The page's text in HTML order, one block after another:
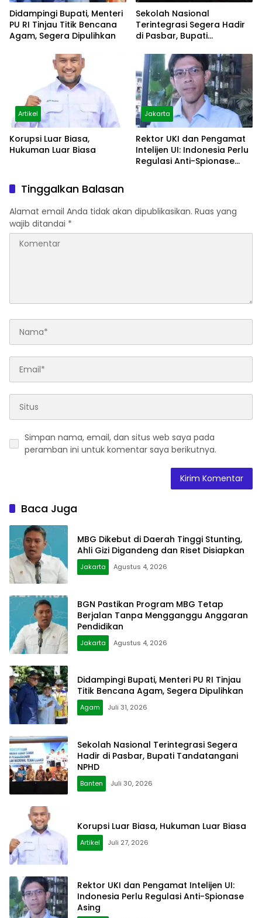
Didampingi Bupati, Menteri
PU RI Tinjau Titik Bencana
Agam, Segera Dipulihkan
Sekolah Nasional
Terintegrasi Segera Hadir
di Pasbar, Bupati
Artikel
Korupsi Luar Biasa,
Hukuman Luar Biasa
Jakarta
Rektor UKI dan Pengamat
Intelijen UI: Indonesia Perlu
Regulasi Anti-Spionase
Tinggalkan Balasan
Alamat email Anda tidak akan dipublikasikan. Ruas yang
wajib ditandai *
Simpan nama, email, dan situs web saya pada
peramban ini untuk komentar saya berikutnya.
Baca Juga
MBG Dikebut di Daerah Tinggi Stunting,
Ahli Gizi Digandeng dan Riset Disiapkan
Jakarta Agustus 4, 2026
BGN Pastikan Program MBG Tetap
Berjalan Tanpa Mengganggu Anggaran
Pendidikan
Jakarta Agustus 4, 2026
Didampingi Bupati, Menteri PU RI Tinjau
Titik Bencana Agam, Segera Dipulihkan
Agam Juli 31, 2026
Sekolah Nasional Terintegrasi Segera
Hadir di Pasbar, Bupati Tandatangani
NPHD
Banten Juli 30, 2026
Korupsi Luar Biasa, Hukuman Luar Biasa
Artikel Juli 27, 2026
Rektor UKI dan Pengamat Intelijen UI:
Indonesia Perlu Regulasi Anti-Spionase
Asing